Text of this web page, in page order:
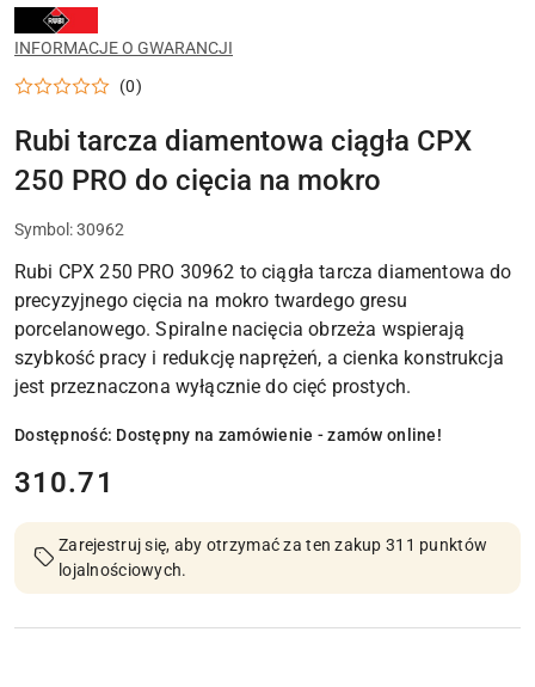
NARZĘDZIA
RUBI
DO
CIĘCIA,
WIERCENIA
PŁYTEK
CERAMICZNYCH
INFORMACJE O GWARANCJI
(0)
Rubi tarcza diamentowa ciągła CPX
250 PRO do cięcia na mokro
Symbol:30962
Rubi CPX 250 PRO 30962 to ciągła tarcza diamentowa do
precyzyjnego cięcia na mokro twardego gresu
porcelanowego. Spiralne nacięcia obrzeża wspierają
szybkość pracy i redukcję naprężeń, a cienka konstrukcja
jest przeznaczona wyłącznie do cięć prostych.
Dostępność: Dostępny na zamówienie - zamów online!
cena:
310.71
Zarejestruj się, aby otrzymać za ten zakup 311 punktów
lojalnościowych.